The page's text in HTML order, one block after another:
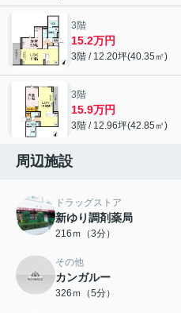
3階
15.2万円
3階 / 12.20坪(40.35㎡)
3階
15.9万円
3階 / 12.96坪(42.85㎡)
周辺施設
ドラッグストア
新ゆり調剤薬局
216ｍ（3分）
その他
カンガルー
326ｍ（5分）